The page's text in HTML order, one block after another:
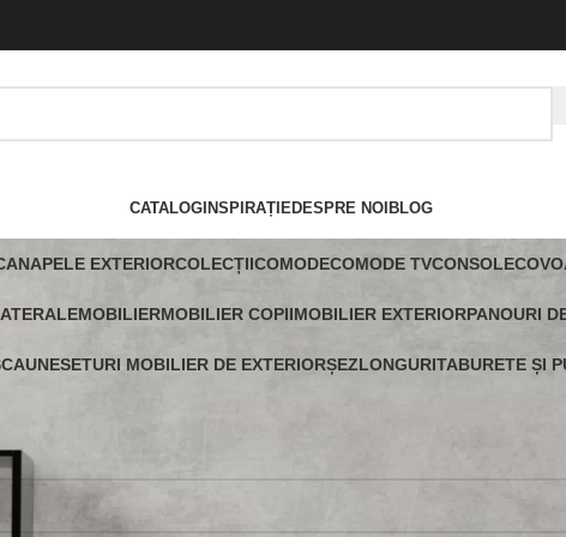
CATALOGINSPIRAȚIEDESPRE NOIBLOG
EXTERIORCOLECȚIICOMODECOMODE TVCONSOLE
MOBILIERMOBILIER COPIIMOBILIER EXTERIORPANOURI
SETURI MOBILIER DE EXTERIORȘEZLONGURITABURETE ȘI